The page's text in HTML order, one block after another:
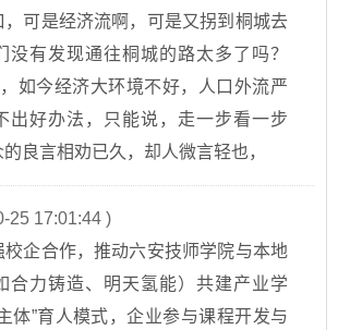
，可是经济流啊，可是又拐到桐城去
没有发现通往桐城的路太多了吗？
如今经济大环境不好，人口外流严
出好办法，只能说，走一步看一步
良言相劝已久，却人微言轻也，
25 17:01:44 )
校企合作，推动六安技师学院与本地
合力铸造、明天氢能）共建产业学
体”育人模式，企业参与课程开发与